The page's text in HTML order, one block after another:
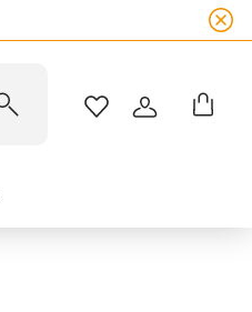
LISTE DECONNEXION